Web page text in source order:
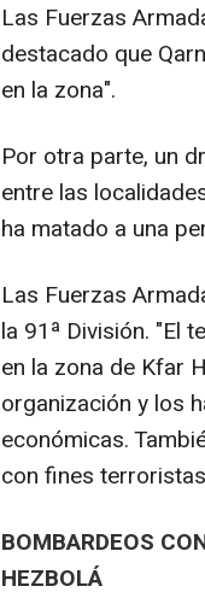
Las Fuerzas
destacado que
en la zona".
Por otra parte, un
entre las
ha matado a una
Las Fuerzas
la 91ª División. "El
en la zona de Kfar
organización y los
económicas.
con fines
BOMBARDEOS
HEZBOLÁ